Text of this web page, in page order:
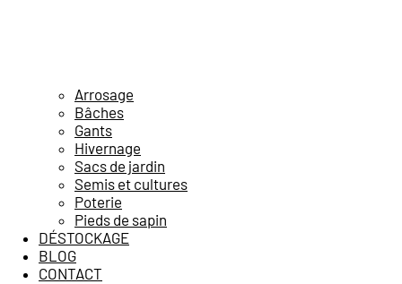
Arrosage
Bâches
Gants
Hivernage
Sacs de jardin
Semis et cultures
Poterie
Pieds de sapin
DÉSTOCKAGE
BLOG
CONTACT